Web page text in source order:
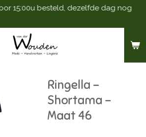
15:00u besteld, dezelfde dag nog
Ringella -
Shortama -
Maat 46